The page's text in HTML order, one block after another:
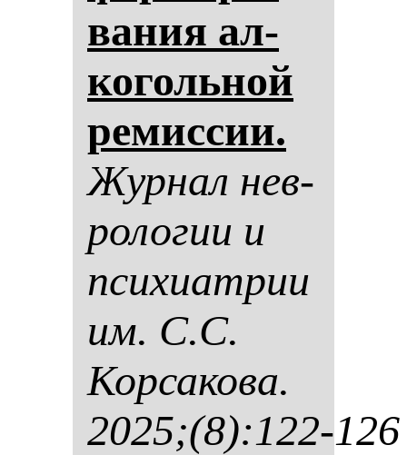
ва­ния ал­
ко­голь­ной
ре­мис­сии.
Жур­нал нев­
ро­ло­гии и
пси­хи­ат­рии
им. С.С.
Кор­са­ко­ва.
2025;(8):122-126